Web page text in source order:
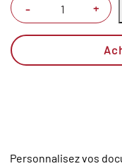
- +
Personnalisez vos